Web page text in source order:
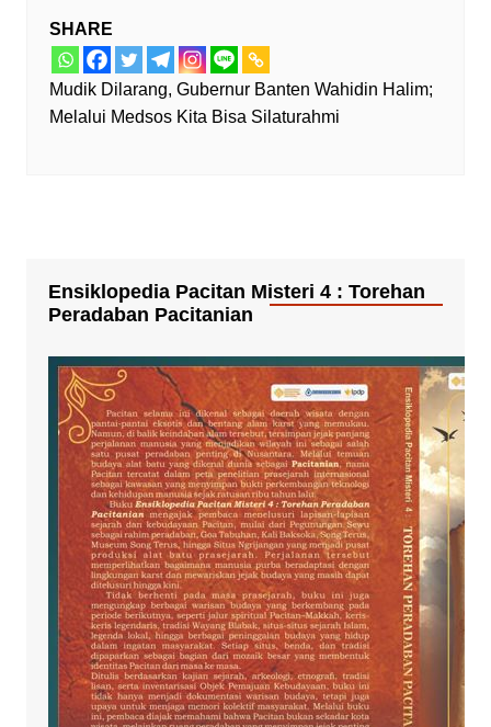
SHARE
Mudik Dilarang, Gubernur Banten Wahidin Halim;
Melalui Medsos Kita Bisa Silaturahmi
Ensiklopedia Pacitan Misteri 4 : Torehan
Peradaban Pacitanian